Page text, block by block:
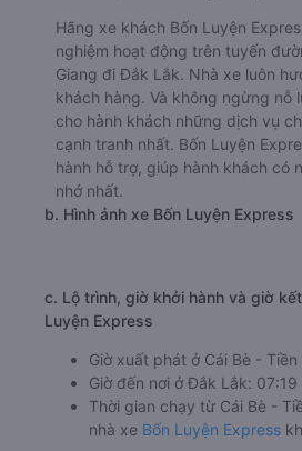
Hãng xe khách Bốn Luyện
nghiệm hoạt động trên tuyến
Giang đi Đắk Lắk. Nhà xe luôn
khách hàng. Và không ngừng nỗ
cho hành khách những dịch vụ
cạnh tranh nhất. Bốn Luyện
hành hỗ trợ, giúp hành khách có
nhớ nhất.
b. Hình ảnh xe Bốn Luyện Express
c. Lộ trình, giờ khởi hành và giờ
Luyện Express
Giờ xuất phát ở Cái Bè -
Giờ đến nơi ở Đắk Lắk: 07:19
Thời gian chạy từ Cái Bè -
nhà xe Bốn Luyện Express